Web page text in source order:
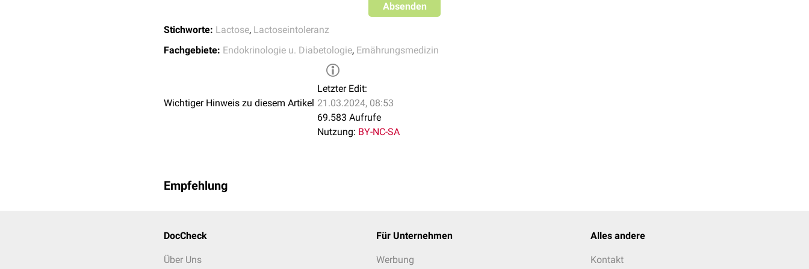
nach Gabe
Absenden
Stichworte: Lactose, Lactoseintoleranz
Fachgebiete: Endokrinologie u. Diabetologie, Ernährungsmedizin
Wichtiger Hinweis zu diesem Artikel
Letzter Edit:
21.03.2024, 08:53
69.583 Aufrufe
Nutzung: BY-NC-SA
Empfehlung
DocCheck
Über Uns
Für Unternehmen
Werbung
Alles andere
Kontakt